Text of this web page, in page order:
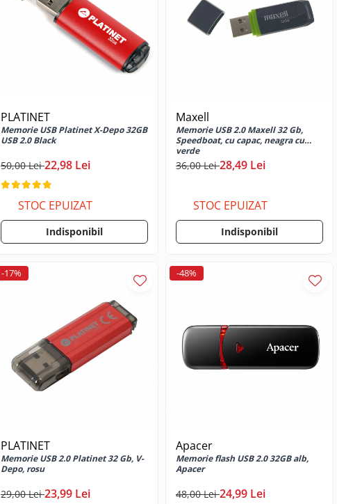
PLATINET
Memorie USB Platinet X-Depo 32GB
USB 2.0 Black
50,00 Lei22,98 Lei
STOC EPUIZAT
Indisponibil
Maxell
Memorie USB 2.0 Maxell 32 Gb,
Speedboat, cu capac, neagra cu
verde
36,00 Lei28,49 Lei
STOC EPUIZAT
Indisponibil
-17%
PLATINET
Memorie USB 2.0 Platinet 32 Gb, V-
Depo, rosu
29,00 Lei23,99 Lei
-48%
Apacer
Memorie flash USB 2.0 32GB alb,
Apacer
48,00 Lei24,99 Lei